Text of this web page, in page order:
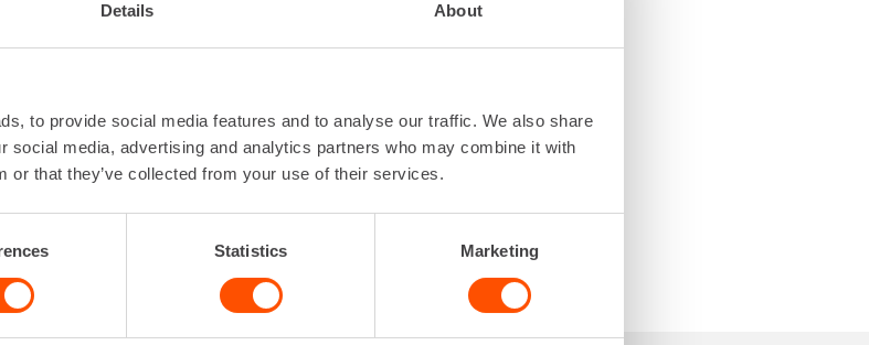
Details About
to provide social media features and to analyse our traffic. We also share
social media, advertising and analytics partners who may combine it with
or that they’ve collected from your use of their services.
Statistics Marketing